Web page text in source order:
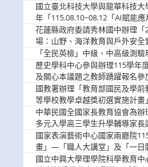
國立臺北科技大學與龍華科技
年「115.08.10~08.12「AI賦能
歡迎學生踴躍報名參加
花蓮縣政府委請秀林國中辦理
場：山野、海洋教育與戶外安全
參加
「全民英檢」中級、中高級測
歷史學科中心參與辦理115學年
及關心本議題之教師踴躍報名參
國教署辦理「教育部國民及學
等學校教學卓越獎初選實施計
中華民國全國家長教育協會為
多元入學高三學生升學輔導家長
國家表演藝術中心國家兩廳院
畫」—「職人大講堂」及「一日
參與。
國立中興大學理學院科學教育